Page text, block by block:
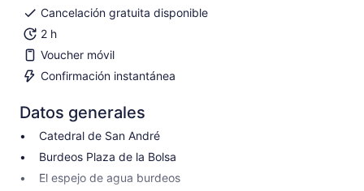
Cancelación gratuita disponible
2 h
Voucher móvil
Confirmación instantánea
Datos generales
Catedral de San André
Burdeos Plaza de la Bolsa
El espejo de agua burdeos